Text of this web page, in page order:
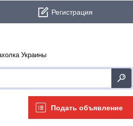
Украины
Подать объявление